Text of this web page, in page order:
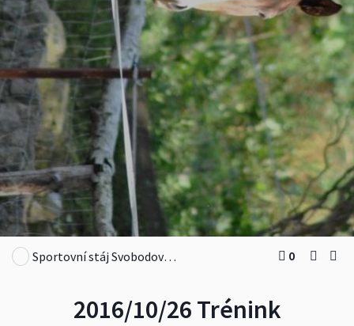
2016/10/26 Trénink
Sportovní stáj Svobodová, z.s. 0